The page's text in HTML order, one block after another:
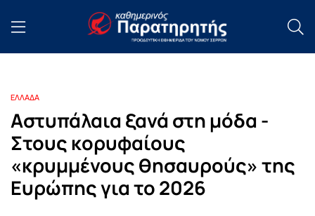
ΕΛΛΑΔΑ
Αστυπάλαια ξανά στη μόδα -
Στους κορυφαίους
«κρυμμένους θησαυρούς» της
Ευρώπης για το 2026